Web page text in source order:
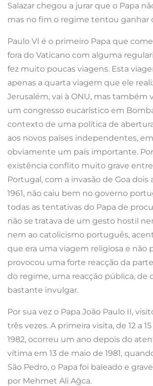
Salazar chegou a jurar que o Papa
mas no fim o regime tentou ganhar
Paulo VI é o primeiro Papa que
fora do Vaticano com alguma
fez muito poucas viagens. Esta
apenas a quarta viagem que ele
Jerusalém, vai à ONU, mas também
um congresso eucarístico em
contexto de uma política de
aos novos países independentes,
obviamente um país importante.
existência conflito muito grave entre
Portugal, com a invasão de Goa dois
1961, não caiu bem no governo
todas as tentativas do Papa de
não se tratava de um gesto hostil
nem ao catolicismo português,
que era uma viagem religiosa e não
provocou uma forte reacção da parte
do regime, uma reacção pública, de
bastante invulgar.
Por sua vez o Papa João Paulo II,
três vezes. A primeira visita, de 12 a
1982, ocorreu um ano depois do
vítima em 13 de maio de 1981,
São Pedro, o Papa foi baleado e
por Mehmet Ali Ağca.